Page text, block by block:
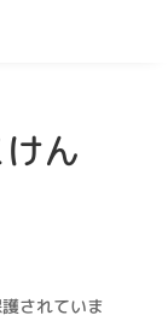
ん
されていま